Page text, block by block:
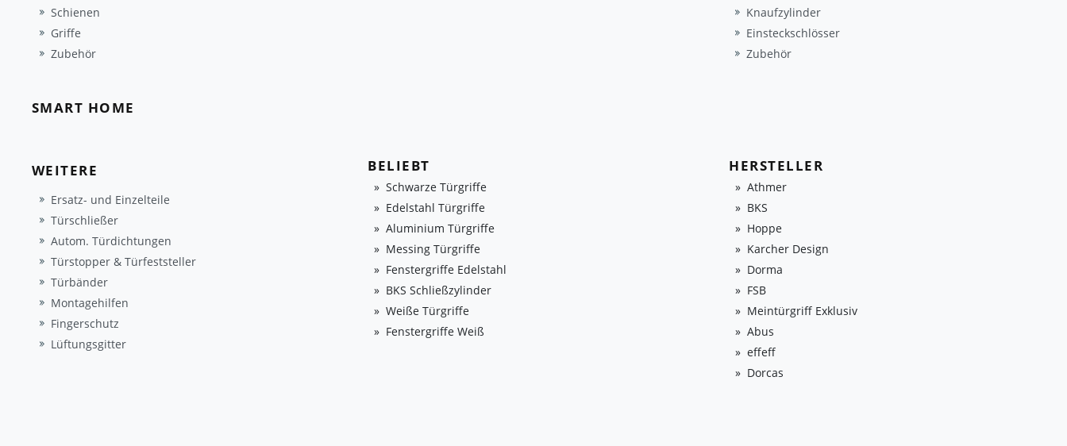
Schienen
Griffe
Zubehör
Knaufzylinder
Einsteckschlösser
Zubehör
SMART HOME
WEITERE
Ersatz- und Einzelteile
Türschließer
Autom. Türdichtungen
Türstopper & Türfeststeller
Türbänder
Montagehilfen
Fingerschutz
Lüftungsgitter
BELIEBT
Schwarze Türgriffe
Edelstahl Türgriffe
Aluminium Türgriffe
Messing Türgriffe
Fenstergriffe Edelstahl
BKS Schließzylinder
Weiße Türgriffe
Fenstergriffe Weiß
HERSTELLER
Athmer
BKS
Hoppe
Karcher Design
Dorma
FSB
Meintürgriff Exklusiv
Abus
effeff
Dorcas